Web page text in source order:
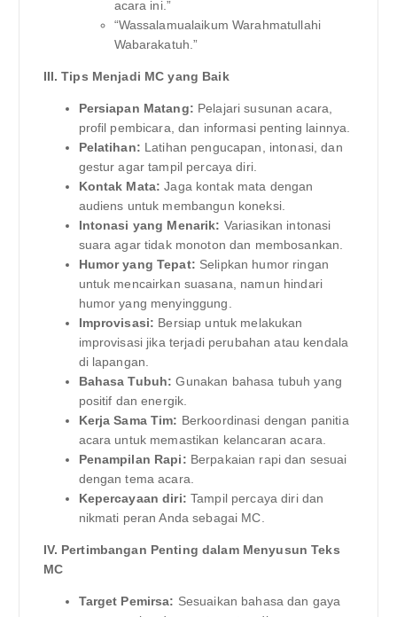
acara ini.”
“Wassalamualaikum Warahmatullahi
Wabarakatuh.”
III. Tips Menjadi MC yang Baik
Persiapan Matang: Pelajari susunan acara,
profil pembicara, dan informasi penting lainnya.
Pelatihan: Latihan pengucapan, intonasi, dan
gestur agar tampil percaya diri.
Kontak Mata: Jaga kontak mata dengan
audiens untuk membangun koneksi.
Intonasi yang Menarik: Variasikan intonasi
suara agar tidak monoton dan membosankan.
Humor yang Tepat: Selipkan humor ringan
untuk mencairkan suasana, namun hindari
humor yang menyinggung.
Improvisasi: Bersiap untuk melakukan
improvisasi jika terjadi perubahan atau kendala
di lapangan.
Bahasa Tubuh: Gunakan bahasa tubuh yang
positif dan energik.
Kerja Sama Tim: Berkoordinasi dengan panitia
acara untuk memastikan kelancaran acara.
Penampilan Rapi: Berpakaian rapi dan sesuai
dengan tema acara.
Kepercayaan diri: Tampil percaya diri dan
nikmati peran Anda sebagai MC.
IV. Pertimbangan Penting dalam Menyusun Teks
MC
Target Pemirsa: Sesuaikan bahasa dan gaya